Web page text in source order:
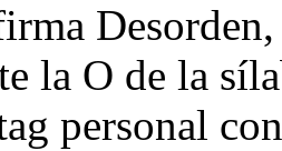
la O de la
personal